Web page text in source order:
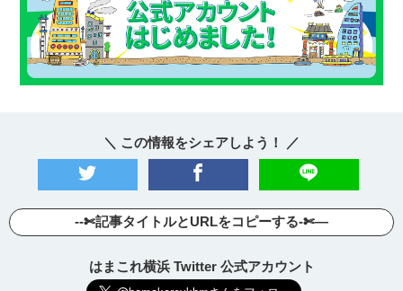
＼ この情報をシェアしよう！ ／
--✄記事タイトルとURLをコピーする-✄—
はまこれ横浜 Twitter 公式アカウント